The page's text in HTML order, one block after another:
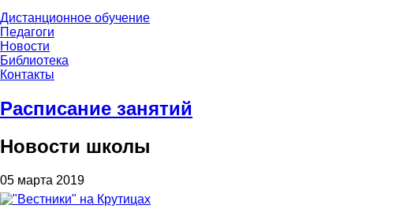
Дистанционное обучение
Педагоги
Новости
Библиотека
Контакты
Расписание занятий
Новости школы
05 марта 2019